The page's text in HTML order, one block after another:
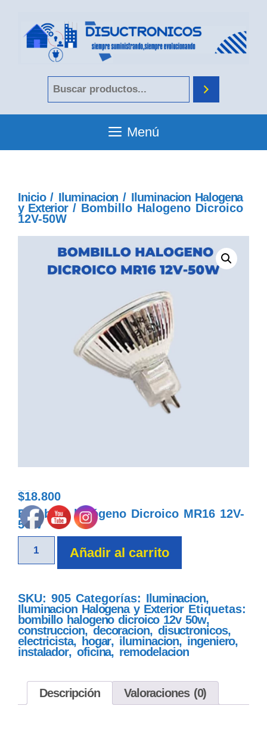
Menú
Inicio/ Iluminacion / Iluminacion Halogena
y Exterior/ Bombillo Halogeno Dicroico
12V-50W
$18.800
Bombillo halógeno Dicroico MR16 12V-
50W
Añadir al carrito
SKU: 905 Categorías: Iluminacion,
Iluminacion Halogena y Exterior Etiquetas:
bombillo halogeno dicroico 12v 50w,
construccion,decoracion, disuctronicos,
electricista, hogar, iluminacion, ingeniero,
instalador, oficina, remodelacion
Descripción Valoraciones (0)